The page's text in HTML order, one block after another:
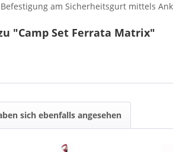
am Sicherheitsgurt mittels
"Camp Set Ferrata Matrix"
sich ebenfalls angesehen